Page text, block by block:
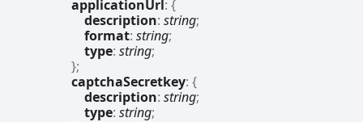
applicationUrl : {
description: string;
format: string;
type: string;
};
captchaSecretkey: {
description: string;
type: string;